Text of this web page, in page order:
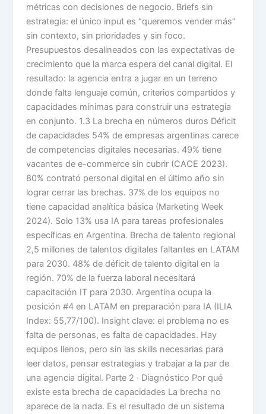
métricas con decisiones de negocio. Briefs sin
estrategia: el único input es “queremos vender más”
sin contexto, sin prioridades y sin foco.
Presupuestos desalineados con las expectativas de
crecimiento que la marca espera del canal digital. El
resultado: la agencia entra a jugar en un terreno
donde falta lenguaje común, criterios compartidos y
capacidades mínimas para construir una estrategia
en conjunto. 1.3 La brecha en números duros Déficit
de capacidades 54% de empresas argentinas carece
de competencias digitales necesarias. 49% tiene
vacantes de e-commerce sin cubrir (CACE 2023).
80% contrató personal digital en el último año sin
lograr cerrar las brechas. 37% de los equipos no
tiene capacidad analítica básica (Marketing Week
2024). Solo 13% usa IA para tareas profesionales
específicas en Argentina. Brecha de talento regional
2,5 millones de talentos digitales faltantes en LATAM
para 2030. 48% de déficit de talento digital en la
región. 70% de la fuerza laboral necesitará
capacitación IT para 2030. Argentina ocupa la
posición #4 en LATAM en preparación para IA (ILIA
Index: 55,77/100). Insight clave: el problema no es
falta de personas, es falta de capacidades. Hay
equipos llenos, pero sin las skills necesarias para
leer datos, pensar estrategias y trabajar a la par de
una agencia digital. Parte 2 · Diagnóstico Por qué
existe esta brecha de capacidades La brecha no
aparece de la nada. Es el resultado de un sistema